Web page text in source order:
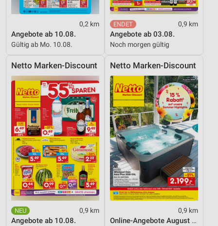
0,2 km
Angebote ab 10.08.
Gültig ab Mo. 10.08.
0,9 km
Angebote ab 03.08.
Noch morgen gültig
Netto Marken-Discount
0,9 km
Angebote ab 10.08.
Netto Marken-Discount
0,9 km
Online-Angebote August 2026